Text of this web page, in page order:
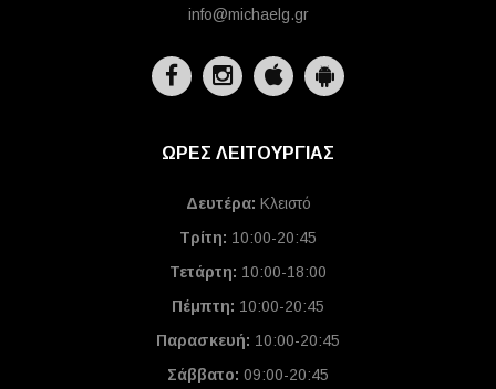
info@michaelg.gr
ΩΡΕΣ ΛΕΙΤΟΥΡΓΙΑΣ
Δευτέρα: Κλειστό
Τρίτη: 10:00-20:45
Τετάρτη: 10:00-18:00
Πέμπτη: 10:00-20:45
Παρασκευή: 10:00-20:45
Σάββατο: 09:00-20:45